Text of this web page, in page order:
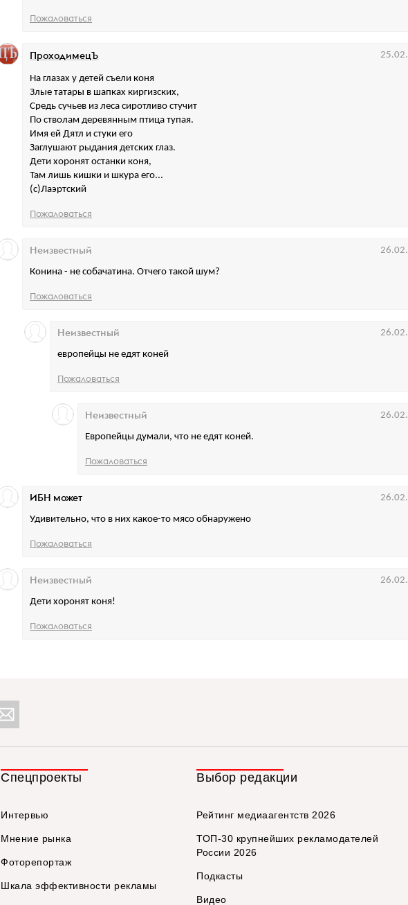
Пожаловаться
На глазах у детей съели коня
Злые татары в шапках киргизских,
Средь сучьев из леса сиротливо стучит
По стволам деревянным птица тупая.
Имя ей Дятл и стуки его
Заглушают рыдания детских глаз.
Дети хоронят останки коня,
Там лишь кишки и шкура его...
(с)Лаэртский
ПроходимецЪ
Пожаловаться
Конина - не собачатина. Отчего такой шум?
Неизвестный
Пожаловаться
европейцы не едят коней
Неизвестный
Пожаловаться
Европейцы думали, что не едят коней.
Неизвестный
Пожаловаться
Удивительно, что в них какое-то мясо обнаружено
ИБН может
Пожаловаться
Дети хоронят коня!
Неизвестный
Пожаловаться
Спецпроекты
Интервью
Мнение рынка
Фоторепортаж
Шкала эффективности рекламы
Выбор редакции
Рейтинг медиаагентств 2026
ТОП-30 крупнейших рекламодателей
России 2026
Подкасты
Видео